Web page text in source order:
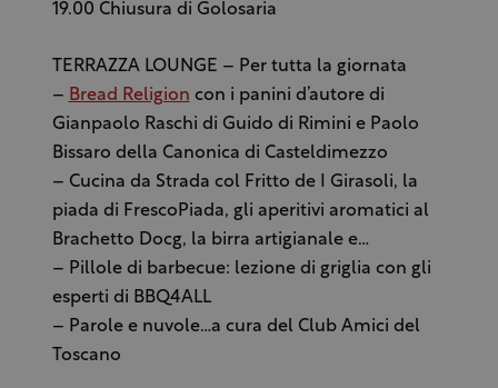
19.00 Chiusura di Golosaria
TERRAZZA LOUNGE – Per tutta la giornata
– Bread Religion con i panini d’autore di
Gianpaolo Raschi di Guido di Rimini e Paolo
Bissaro della Canonica di Casteldimezzo
– Cucina da Strada col Fritto de I Girasoli, la
piada di FrescoPiada, gli aperitivi aromatici al
Brachetto Docg, la birra artigianale e…
– Pillole di barbecue: lezione di griglia con gli
esperti di BBQ4ALL
– Parole e nuvole…a cura del Club Amici del
Toscano